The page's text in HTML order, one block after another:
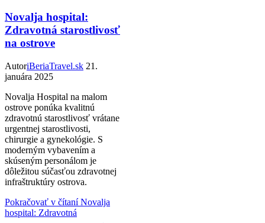
Novalja hospital:
Zdravotná starostlivosť
na ostrove
AutoriBeriaTravel.sk 21.
januára 2025
Novalja Hospital na malom
ostrove ponúka kvalitnú
zdravotnú starostlivosť vrátane
urgentnej starostlivosti,
chirurgie a gynekológie. S
moderným vybavením a
skúseným personálom je
dôležitou súčasťou zdravotnej
infraštruktúry ostrova.
Pokračovať v čítaníNovalja
hospital: Zdravotná